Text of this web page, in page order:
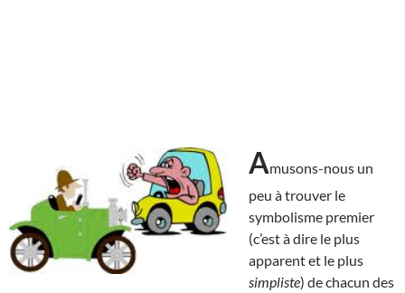
Amusons-nous un
peu à trouver le
symbolisme premier
(c’est à dire le plus
apparent et le plus
simpliste) de chacun des